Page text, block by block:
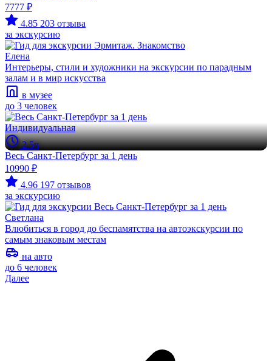
7777 ₽
4.85 203 отзыва
за экскурсию
Елена
Интерьеры, стили и художники на экскурсии по парадным
залам и в мир искусства
в музее
до 3 человек
Индивидуальная
2.5ч
Весь Санкт-Петербург за 1 день
10990 ₽
4.96 197 отзывов
за экскурсию
Светлана
Влюбиться в город до беспамятства на автоэкскурсии по
самым знаковым местам
на авто
до 6 человек
Далее